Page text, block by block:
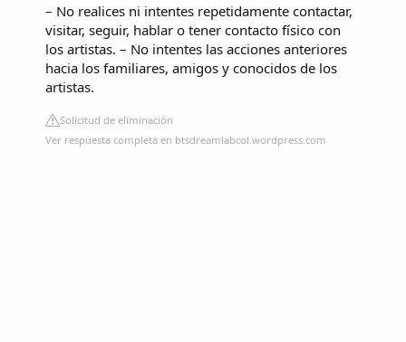
– No realices ni intentes repetidamente contactar,
visitar, seguir, hablar o tener contacto físico con
los artistas. – No intentes las acciones anteriores
hacia los familiares, amigos y conocidos de los
artistas.
Solicitud de eliminación
Ver respuesta completa en btsdreamlabcol.wordpress.com